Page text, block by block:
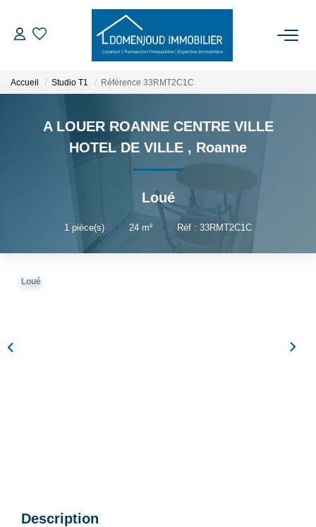
LOUER
EXPERTISER
Accueil Studio T1 Référence 33RMT2C1C
A LOUER ROANNE CENTRE VILLE
HOTEL DE VILLE , Roanne
Loué
1 pièce(s) • 24 m² • Réf : 33RMT2C1C
Loué
Description